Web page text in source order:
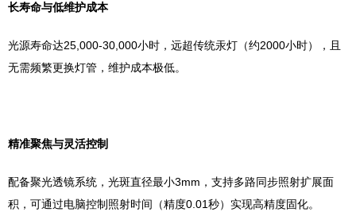
‌长寿命与低维护成本‌
光源寿命达25,000-30,000小时，远超传统汞灯（约2000小时），且
无需频繁更换灯管，维护成本极低。
‌精准聚焦与灵活控制‌
配备聚光透镜系统，光斑直径最小3mm，支持多路同步照射扩展面
积，可通过电脑控制照射时间（精度0.01秒）实现高精度固化。